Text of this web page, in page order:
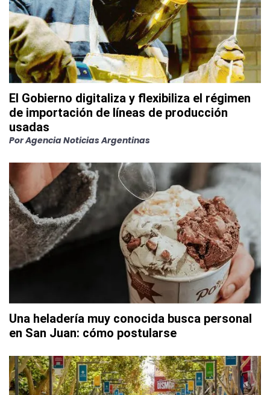
El Gobierno digitaliza y flexibiliza el régimen
de importación de líneas de producción
usadas
PorAgencia Noticias Argentinas
Una heladería muy conocida busca personal
en San Juan: cómo postularse